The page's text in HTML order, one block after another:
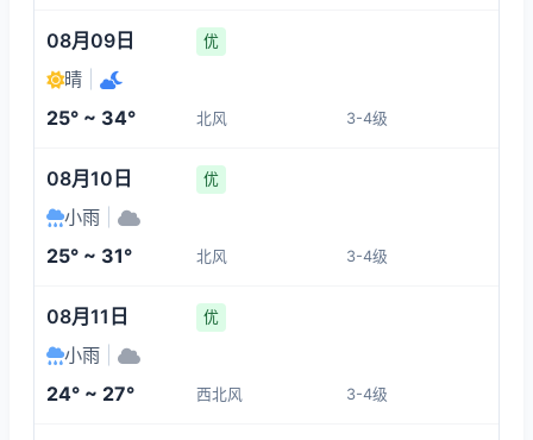
08月09日 优
晴
25° ~ 34° 北风 3-4级
08月10日 优
小雨
25° ~ 31° 北风 3-4级
08月11日 优
小雨
24° ~ 27° 西北风 3-4级